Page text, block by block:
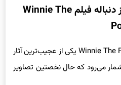
می‌رود که حال نخصتین تصاویر